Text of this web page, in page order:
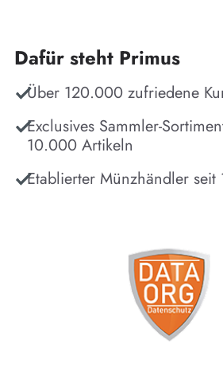
Dafür steht Primus
Über 120.000 zufriedene
Exclusives Sammler-
10.000 Artikeln
Etablierter Münzhändler seit